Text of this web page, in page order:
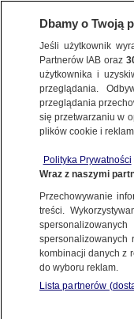
BIZNES
Z KRAJU
12.02.2016, 17:30
Udostępnij
Dbamy o Twoją
Jeśli użytkownik
Partnerów IAB oraz
użytkownika i
przeglądania.
przeglądania
się przetwarzaniu w
plików cookie i
Polityka Prywatności
Wraz z naszymi
Przechowywanie
treści.
spersonalizowanych
kombinacji danych z
do wyboru reklam.
Lista partnerów